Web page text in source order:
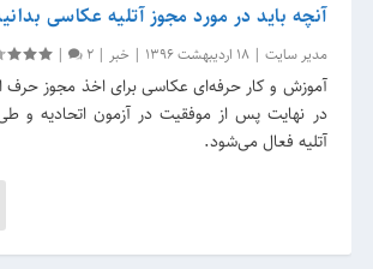
آنچه باید در مورد مجوز آتلیه عکاسی
مدیر سایت |18 اردیبهشت 1396 | خبر |
2
|
آموزش و کار حرفه‌ای عکاسی برای اخذ مجوز حرف
در نهایت پس از موفقیت در آزمون اتحادیه و
آتلیه فعال می‌شود.